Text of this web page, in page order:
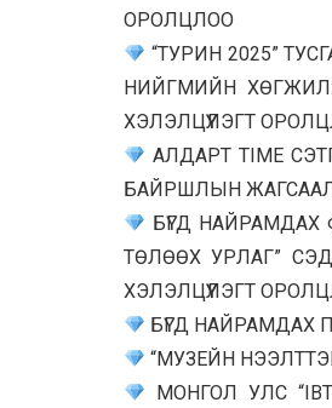
ОРОЛЦЛОО
“ТУРИН 2025”
НИЙГМИЙН
ХЭЛЭЛЦҮҮЛЭГТ
АЛДАРТ TIME
БАЙРШЛЫН
БҮГД
ТӨЛӨӨХ УРЛАГ”
ХЭЛЭЛЦҮҮЛЭГТ
БҮГД НАЙРАМДАХ
“МУЗЕЙН
МОНГОЛ УЛС